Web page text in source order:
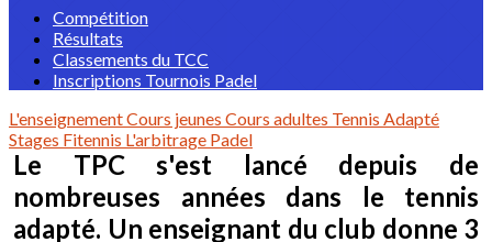
Compétition
Résultats
Classements du TCC
Inscriptions Tournois Padel
L'enseignementCours jeunes Cours adultes Tennis Adapté
Stages Fitennis L'arbitrage Padel
Le TPC s'est lancé depuis de
nombreuses années dans le tennis
adapté. Un enseignant du club donne 3